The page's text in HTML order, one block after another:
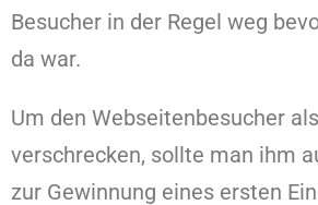
Besucher in der Regel weg
da war.
Um den Webseitenbesucher
verschrecken, sollte man ihm
zur Gewinnung eines ersten